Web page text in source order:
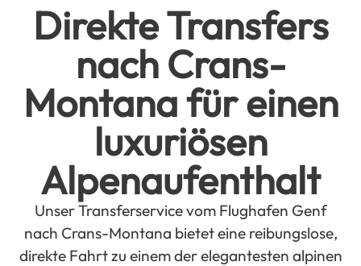
Direkte Transfers
nach Crans-
Montana für einen
luxuriösen
Alpenaufenthalt
Unser Transferservice vom Flughafen Genf
nach Crans-Montana bietet eine reibungslose,
direkte Fahrt zu einem der elegantesten alpinen